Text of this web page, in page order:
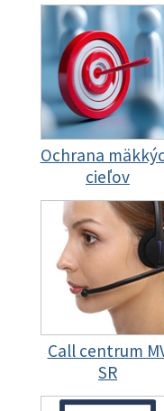
Ochrana
cieľov
Call centrum
SR